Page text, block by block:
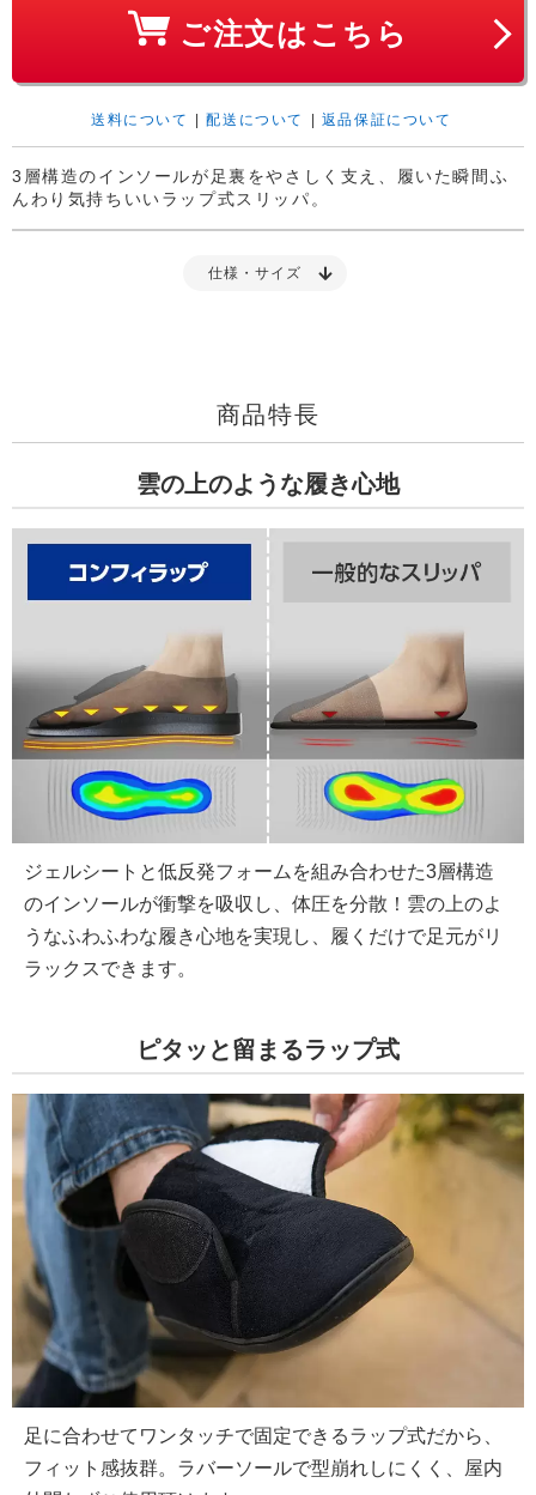
ご注文はこちら
送料について |配送について 返品保証について
3層構造のインソールが足裏をやさしく支え、履いた瞬間ふ
んわり気持ちいいラップ式スリッパ。
仕様・サイズ
商品特長
雲の上のような履き心地
ジェルシートと低反発フォームを組み合わせた3層構造
のインソールが衝撃を吸収し、体圧を分散！雲の上のよ
うなふわふわな履き心地を実現し、履くだけで足元がリ
ラックスできます。
ピタッと留まるラップ式
足に合わせてワンタッチで固定できるラップ式だから、
フィット感抜群。ラバーソールで型崩れしにくく、屋内